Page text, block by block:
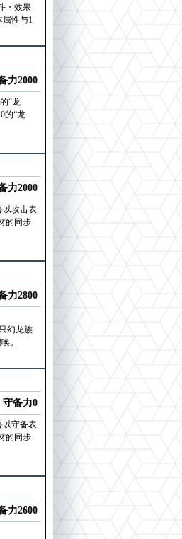
・效果
属性与1
力2000
“龙
的“龙
力2000
以攻击表
的同步
力2800
幻龙族
。
守备力0
以守备表
的同步
力2600